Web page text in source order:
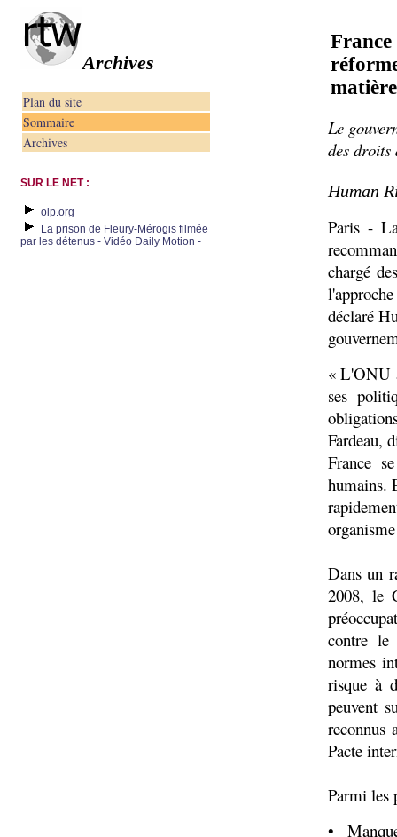
Archives
Plan du site
Sommaire
Archives
SUR LE NET :
oip.org
La prison de Fleury-Mérogis filmée
par les détenus - Vidéo Daily Motion -
Le
des droits
Human
Paris -
chargé
déclaré
« L'ONU
ses
Fardeau,
France
humains.
Dans un
2008, le
contre le
normes
risque à
peuvent
reconnus
Pacte
Parmi les
•